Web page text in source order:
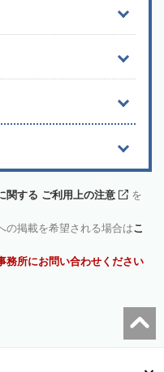
関する ご利用上の注意
を
の掲載を希望される場合はこ
務所にお問い合わせください